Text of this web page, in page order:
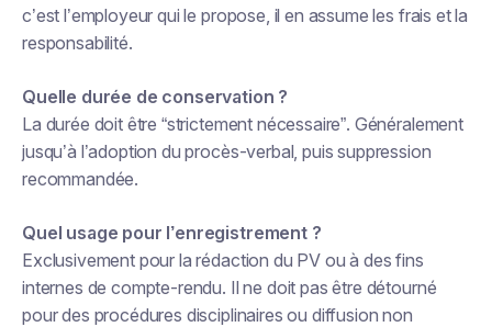
c’est l’employeur qui le propose, il en assume les frais et la
responsabilité.
Quelle durée de conservation ?
La durée doit être “strictement nécessaire”. Généralement
jusqu’à l’adoption du procès-verbal, puis suppression
recommandée.
Quel usage pour l’enregistrement ?
Exclusivement pour la rédaction du PV ou à des fins
internes de compte-rendu. Il ne doit pas être détourné
pour des procédures disciplinaires ou diffusion non